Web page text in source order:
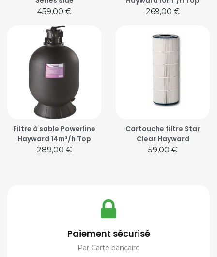
Prix
459,00 € Prix
269,00 €
Filtre à sable Powerline
Hayward 14m³/h Top
Prix
289,00 €
Cartouche filtre Star
Clear Hayward
Prix
59,00 €
Paiement sécurisé
Par Carte bancaire